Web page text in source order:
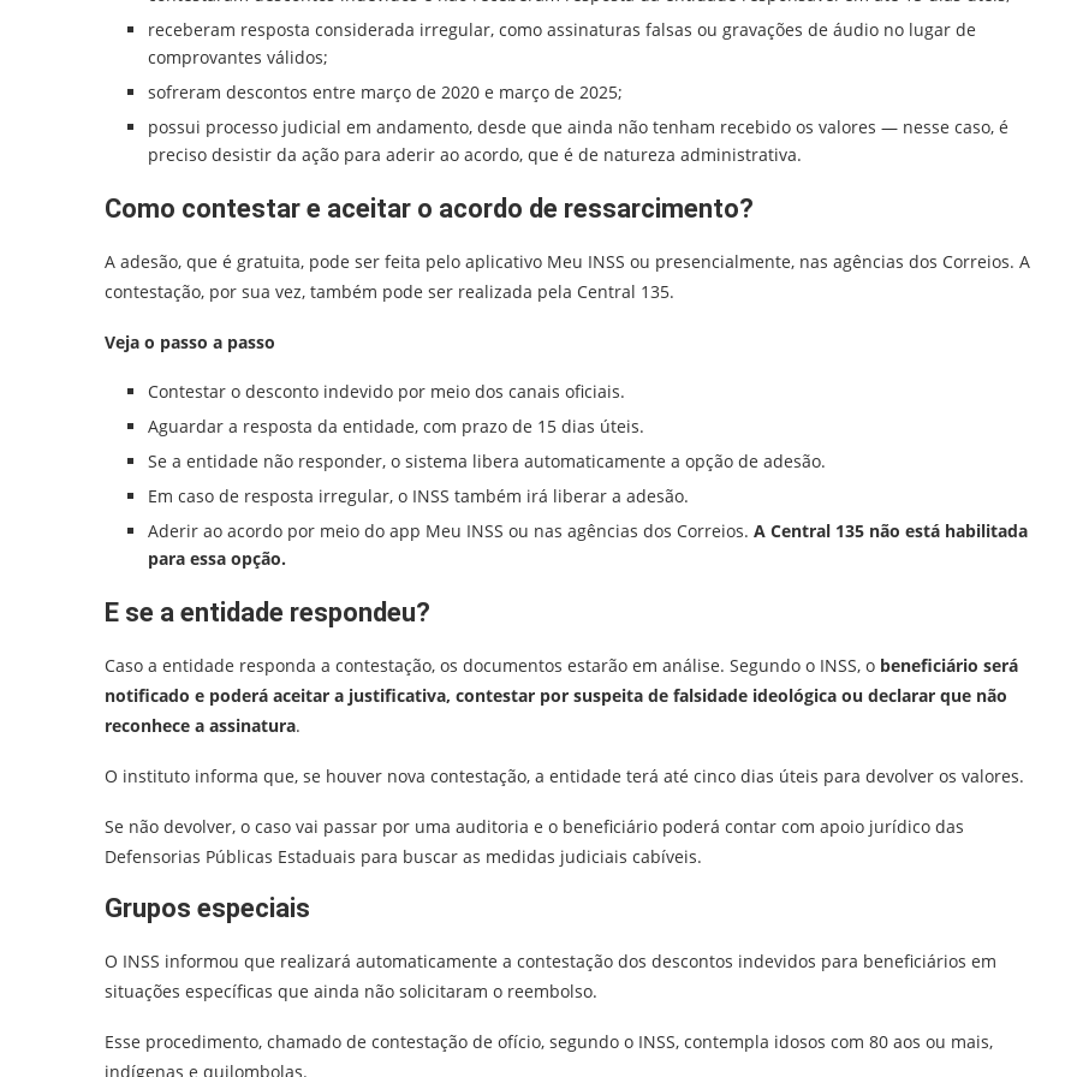
receberam resposta considerada irregular, como assinaturas falsas ou gravações de áudio no lugar de
comprovantes válidos;
sofreram descontos entre março de 2020 e março de 2025;
possui processo judicial em andamento, desde que ainda não tenham recebido os valores — nesse caso, é
preciso desistir da ação para aderir ao acordo, que é de natureza administrativa.
Como contestar e aceitar o acordo de ressarcimento?
A adesão, que é gratuita, pode ser feita pelo aplicativo Meu INSS ou presencialmente, nas agências dos Correios. A
contestação, por sua vez, também pode ser realizada pela Central 135.
Veja o passo a passo
Contestar o desconto indevido por meio dos canais oficiais.
Aguardar a resposta da entidade, com prazo de 15 dias úteis.
Se a entidade não responder, o sistema libera automaticamente a opção de adesão.
Em caso de resposta irregular, o INSS também irá liberar a adesão.
Aderir ao acordo por meio do app Meu INSS ou nas agências dos Correios. A Central 135 não está habilitada
para essa opção.
E se a entidade respondeu?
Caso a entidade responda a contestação, os documentos estarão em análise. Segundo o INSS, o beneficiário será
notificado e poderá aceitar a justificativa, contestar por suspeita de falsidade ideológica ou declarar que não
reconhece a assinatura.
O instituto informa que, se houver nova contestação, a entidade terá até cinco dias úteis para devolver os valores.
Se não devolver, o caso vai passar por uma auditoria e o beneficiário poderá contar com apoio jurídico das
Defensorias Públicas Estaduais para buscar as medidas judiciais cabíveis.
Grupos especiais
O INSS informou que realizará automaticamente a contestação dos descontos indevidos para beneficiários em
situações específicas que ainda não solicitaram o reembolso.
Esse procedimento, chamado de contestação de ofício, segundo o INSS, contempla idosos com 80 aos ou mais,
indígenas e quilombolas.